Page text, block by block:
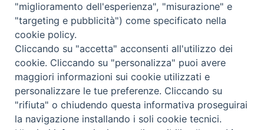
LITURGIA DELLE ORE
GALLERIE FOTOGRAFICHE
GALLERIE VIDEO
"miglioramento dell'esperienza", "misurazione" e
"targeting e pubblicità") come specificato nella
cookie policy.
Cliccando su "accetta" acconsenti all'utilizzo dei
cookie. Cliccando su "personalizza" puoi avere
maggiori informazioni sui cookie utilizzati e
personalizzare le tue preferenze. Cliccando su
"rifiuta" o chiudendo questa informativa proseguirai
la navigazione installando i soli cookie tecnici.